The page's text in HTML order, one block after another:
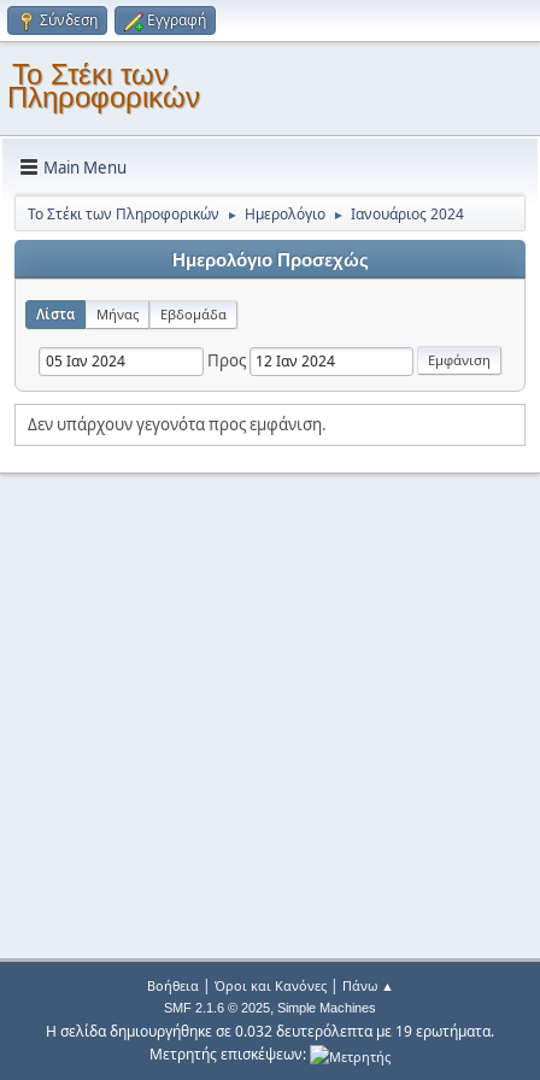
Σύνδεση Εγγραφή
Το Στέκι των
Πληροφορικών
Main Menu
Το Στέκι των Πληροφορικών ► Ημερολόγιο ► Ιανουάριος 2024
Ημερολόγιο Προσεχώς
Λίστα Μήνας Εβδομάδα
Προς
Δεν υπάρχουν γεγονότα προς εμφάνιση.
Βοήθεια| Όροι και Κανόνες| Πάνω ▲
SMF 2.1.6 © 2025, Simple Machines
Η σελίδα δημιουργήθηκε σε 0.032 δευτερόλεπτα με 19 ερωτήματα.
Μετρητής επισκέψεων: